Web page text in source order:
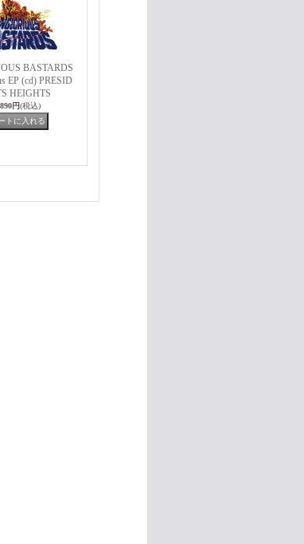
BASTARDS
EP (cd) PRESID
HEIGHTS
円(税込)